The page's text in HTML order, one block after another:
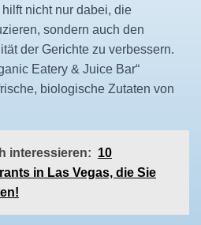
nicht nur dabei, die
sondern auch den
der Gerichte zu verbessern.
Eatery & Juice Bar“
biologische Zutaten von
interessieren: 10
in Las Vegas, die Sie